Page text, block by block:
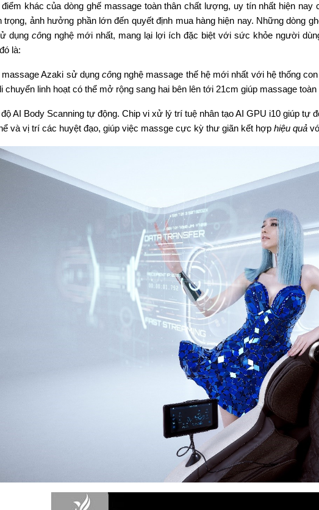
khác của dòng ghế massage toàn thân chất lượng, uy tín nhất hiện nay
trọng, ảnh hưởng phần lớn đến quyết định mua hàng hiện nay. Những dòng
dụng công nghệ mới nhất, mang lại lợi ích đặc biệt với sức khỏe người
là:
massage Azaki sử dụngcông nghệ massage thế hệ mới nhất với hệ thống
chuyển linh hoạt có thể mở rộng sang hai bên lên tới 21cm giúp massage
AI Body Scanning tự động. Chip vi xử lý trí tuệ nhân tạo AI GPU i10 giúp tự
và vị trí các huyệt đạo, giúp việc massge cực kỳ thư giãn kết hợp hiệu quả